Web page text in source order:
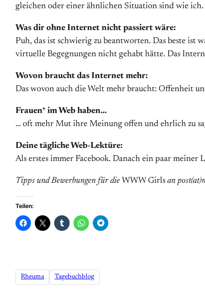
gleichen oder einer ähnlichen Situation sind wie
Was dir ohne Internet nicht passiert wäre:
Puh, das ist schwierig zu beantworten. Das beste
virtuelle Begegnungen nicht gehabt hätte. Das
Wovon braucht das Internet mehr:
Das wovon auch die Welt mehr braucht: Offenheit
Frauen* im Web haben…
… oft mehr Mut ihre Meinung offen und ehrlich zu
Deine tägliche Web-Lektüre:
Als erstes immer Facebook. Danach ein paar meiner
Tipps und Bewerbungen für die WWW Girls an
Teilen:
Rheuma Tagebuchblog